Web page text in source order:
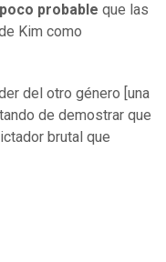
poco probable que las
Kim como
del otro género [una
de demostrar que
brutal que